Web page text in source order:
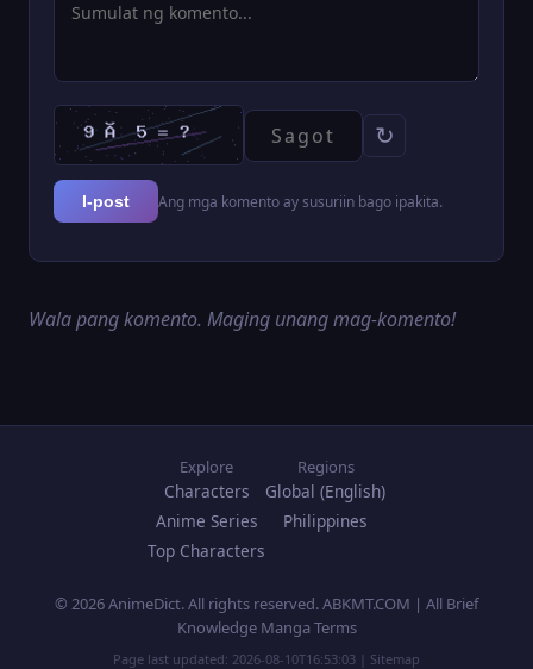
↻
I-post Ang mga komento ay susuriin bago ipakita.
Wala pang komento. Maging unang mag-komento!
Explore
Characters
Anime Series
Top Characters
Regions
Global (English)
Philippines
© 2026 AnimeDict. All rights reserved. ABKMT.COM | All Brief
Knowledge Manga Terms
Page last updated: 2026-08-10T16:53:03 | Sitemap